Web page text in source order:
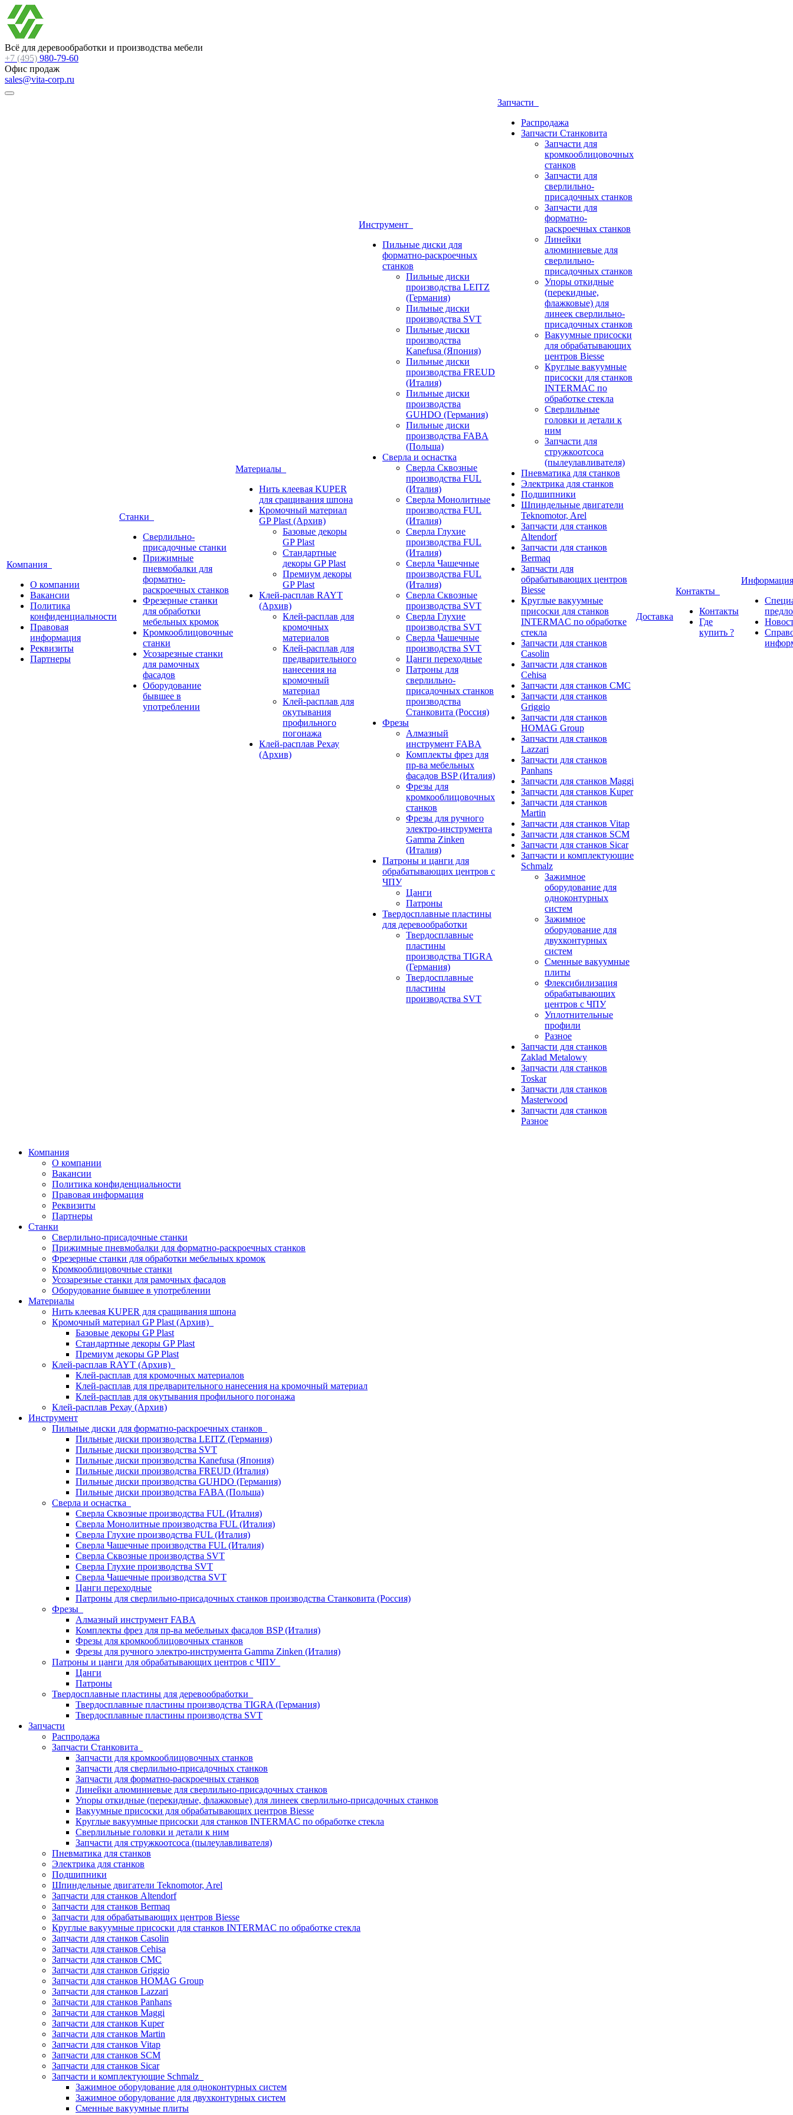
Всё для деревообработки и производства мебели
+7 (495) 980-79-60
Офис продаж
sales@vita-corp.ru
Компания
О компании
Вакансии
Политика
конфиденциальности
Правовая
информация
Реквизиты
Партнеры
Станки
Сверлильно-
присадочные станки
Прижимные
пневмобалки для
форматно-
раскроечных станков
Фрезерные станки
для обработки
мебельных кромок
Кромкооблицовочные
станки
Усозарезные станки
для рамочных
фасадов
Оборудование
бывшее в
употреблении
Материалы
Нить клеевая KUPER
для сращивания шпона
Кромочный материал
GP Plast (Архив)
Базовые декоры
GP Plast
Стандартные
декоры GP Plast
Премиум декоры
GP Plast
Клей-расплав RAYT
(Архив)
Клей-расплав для
кромочных
материалов
Клей-расплав для
предварительного
нанесения на
кромочный
материал
Клей-расплав для
окутывания
профильного
погонажа
Клей-расплав Рехау
(Архив)
Инструмент
Пильные диски для
форматно-раскроечных
станков
Пильные диски
производства LEITZ
(Германия)
Пильные диски
производства SVT
Пильные диски
производства
Kanefusa (Япония)
Пильные диски
производства FREUD
(Италия)
Пильные диски
производства
GUHDO (Германия)
Пильные диски
производства FABA
(Польша)
Сверла и оснастка
Сверла Сквозные
производства FUL
(Италия)
Сверла Монолитные
производства FUL
(Италия)
Сверла Глухие
производства FUL
(Италия)
Сверла Чашечные
производства FUL
(Италия)
Сверла Сквозные
производства SVT
Сверла Глухие
производства SVT
Сверла Чашечные
производства SVT
Цанги переходные
Патроны для
сверлильно-
присадочных станков
производства
Станковита (Россия)
Фрезы
Алмазный
инструмент FABA
Комплекты фрез для
пр-ва мебельных
фасадов BSP (Италия)
Фрезы для
кромкооблицовочных
станков
Фрезы для ручного
электро-инструмента
Gamma Zinken
(Италия)
Патроны и цанги для
обрабатывающих центров с
ЧПУ
Цанги
Патроны
Твердосплавные пластины
для деревообработки
Твердосплавные
пластины
производства TIGRA
(Германия)
Твердосплавные
пластины
производства SVT
Запчасти
Распродажа
Запчасти Станковита
Запчасти для
кромкооблицовочных
станков
Запчасти для
сверлильно-
присадочных станков
Запчасти для
форматно-
раскроечных станков
Линейки
алюминиевые для
сверлильно-
присадочных станков
Упоры откидные
(перекидные,
флажковые) для
линеек сверлильно-
присадочных станков
Вакуумные присоски
для обрабатывающих
центров Biesse
Круглые вакуумные
присоски для станков
INTERMAC по
обработке стекла
Сверлильные
головки и детали к
ним
Запчасти для
стружкоотсоса
(пылеулавливателя)
Пневматика для станков
Электрика для станков
Подшипники
Шпиндельные двигатели
Teknomotor, Arel
Запчасти для станков
Altendorf
Запчасти для станков
Bermaq
Запчасти для
обрабатывающих центров
Biesse
Круглые вакуумные
присоски для станков
INTERMAC по обработке
стекла
Запчасти для станков
Casolin
Запчасти для станков
Cehisa
Запчасти для станков CMC
Запчасти для станков
Griggio
Запчасти для станков
HOMAG Group
Запчасти для станков
Lazzari
Запчасти для станков
Panhans
Запчасти для станков Maggi
Запчасти для станков Kuper
Запчасти для станков
Martin
Запчасти для станков Vitap
Запчасти для станков SCM
Запчасти для станков Sicar
Запчасти и комплектующие
Schmalz
Зажимное
оборудование для
одноконтурных
систем
Зажимное
оборудование для
двухконтурных
систем
Сменные вакуумные
плиты
Флексибилизация
обрабатывающих
центров с ЧПУ
Уплотнительные
профили
Разное
Запчасти для станков
Zaklad Metalowy
Запчасти для станков
Toskar
Запчасти для станков
Masterwood
Запчасти для станков
Разное
Доставка
Контакты
Контакты
Где
купить ?
Компания
О компании
Вакансии
Политика конфиденциальности
Правовая информация
Реквизиты
Партнеры
Станки
Сверлильно-присадочные станки
Прижимные пневмобалки для форматно-раскроечных станков
Фрезерные станки для обработки мебельных кромок
Кромкооблицовочные станки
Усозарезные станки для рамочных фасадов
Оборудование бывшее в употреблении
Материалы
Нить клеевая KUPER для сращивания шпона
Кромочный материал GP Plast (Архив)
Базовые декоры GP Plast
Стандартные декоры GP Plast
Премиум декоры GP Plast
Клей-расплав RAYT (Архив)
Клей-расплав для кромочных материалов
Клей-расплав для предварительного нанесения на кромочный материал
Клей-расплав для окутывания профильного погонажа
Клей-расплав Рехау (Архив)
Инструмент
Пильные диски для форматно-раскроечных станков
Пильные диски производства LEITZ (Германия)
Пильные диски производства SVT
Пильные диски производства Kanefusa (Япония)
Пильные диски производства FREUD (Италия)
Пильные диски производства GUHDO (Германия)
Пильные диски производства FABA (Польша)
Сверла и оснастка
Сверла Сквозные производства FUL (Италия)
Сверла Монолитные производства FUL (Италия)
Сверла Глухие производства FUL (Италия)
Сверла Чашечные производства FUL (Италия)
Сверла Сквозные производства SVT
Сверла Глухие производства SVT
Сверла Чашечные производства SVT
Цанги переходные
Патроны для сверлильно-присадочных станков производства Станковита (Россия)
Фрезы
Алмазный инструмент FABA
Комплекты фрез для пр-ва мебельных фасадов BSP (Италия)
Фрезы для кромкооблицовочных станков
Фрезы для ручного электро-инструмента Gamma Zinken (Италия)
Патроны и цанги для обрабатывающих центров с ЧПУ
Цанги
Патроны
Твердосплавные пластины для деревообработки
Твердосплавные пластины производства TIGRA (Германия)
Твердосплавные пластины производства SVT
Запчасти
Распродажа
Запчасти Станковита
Запчасти для кромкооблицовочных станков
Запчасти для сверлильно-присадочных станков
Запчасти для форматно-раскроечных станков
Линейки алюминиевые для сверлильно-присадочных станков
Упоры откидные (перекидные, флажковые) для линеек сверлильно-присадочных станков
Вакуумные присоски для обрабатывающих центров Biesse
Круглые вакуумные присоски для станков INTERMAC по обработке стекла
Сверлильные головки и детали к ним
Запчасти для стружкоотсоса (пылеулавливателя)
Пневматика для станков
Электрика для станков
Подшипники
Шпиндельные двигатели Teknomotor, Arel
Запчасти для станков Altendorf
Запчасти для станков Bermaq
Запчасти для обрабатывающих центров Biesse
Круглые вакуумные присоски для станков INTERMAC по обработке стекла
Запчасти для станков Casolin
Запчасти для станков Cehisa
Запчасти для станков CMC
Запчасти для станков Griggio
Запчасти для станков HOMAG Group
Запчасти для станков Lazzari
Запчасти для станков Panhans
Запчасти для станков Maggi
Запчасти для станков Kuper
Запчасти для станков Martin
Запчасти для станков Vitap
Запчасти для станков SCM
Запчасти для станков Sicar
Запчасти и комплектующие Schmalz
Зажимное оборудование для одноконтурных систем
Зажимное оборудование для двухконтурных систем
Сменные вакуумные плиты